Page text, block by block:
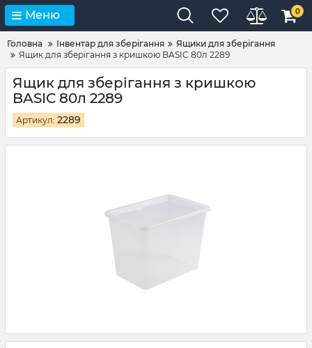
Меню 0
Головна Інвентар для зберігання
Ящики для зберігання
Ящик для зберігання з кришкою BASIC 80л 2289
Ящик для зберігання з кришкою
BASIC 80л 2289
Артикул: 2289